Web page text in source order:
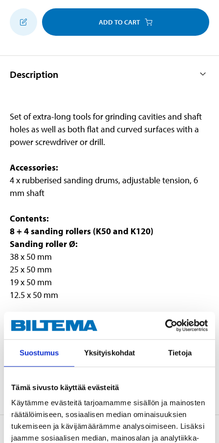
Suostumus Yksityiskohdat Tietoja
Tämä sivusto käyttää evästeitä
Käytämme evästeitä tarjoamamme sisällön ja mainosten
räätälöimiseen, sosiaalisen median ominaisuuksien
tukemiseen ja kävijämäärämme analysoimiseen. Lisäksi
jaamme sosiaalisen median, mainosalan ja analytiikka-
ADD TO CART
Description
Set of extra-long tools for grinding cavities and shaft
holes as well as both flat and curved surfaces with a
power screwdriver or drill.
Accessories:
4 x rubberised sanding drums, adjustable tension, 6
mm shaft
Contents:
8 + 4 sanding rollers (K50 and K120)
Sanding roller Ø:
38 x 50 mm
25 x 50 mm
19 x 50 mm
12.5 x 50 mm
Technical specifications
About the manufacturer